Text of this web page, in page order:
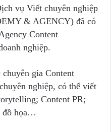
vụ Viết chuyên nghiệp
& AGENCY) đã có
Content
nghiệp.
gia Content
nghiệp, có thể viết
Content PR;
đồ họa…